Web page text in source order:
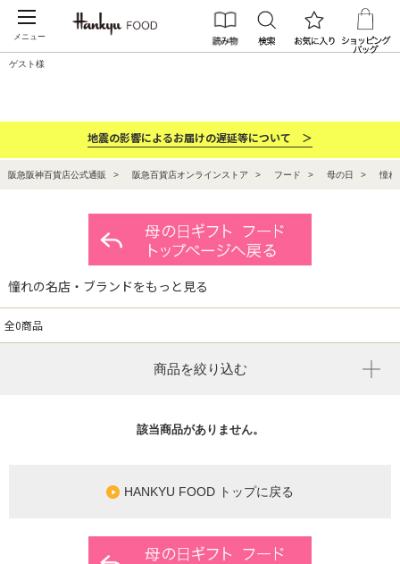
メニュー
ゲスト様
地震の影響によるお届けの遅延等について ＞
阪急阪神百貨店公式通販 阪急百貨店オンラインストア フード 母の日 憧れ
商品を絞り込む
憧れの名店・ブランドをもっと見る
全0商品
該当商品がありません。
HANKYU FOOD トップに戻る